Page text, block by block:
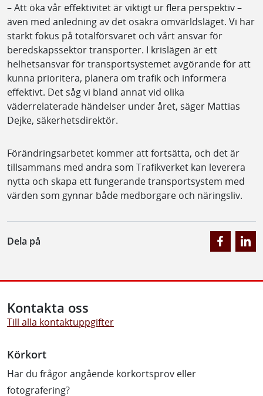
– Att öka vår effektivitet är viktigt ur flera perspektiv –
även med anledning av det osäkra omvärldsläget. Vi har
starkt fokus på totalförsvaret och vårt ansvar för
beredskapssektor transporter. I krislägen är ett
helhetsansvar för transportsystemet avgörande för att
kunna prioritera, planera om trafik och informera
effektivt. Det såg vi bland annat vid olika
väderrelaterade händelser under året, säger Mattias
Dejke, säkerhetsdirektör.
Förändringsarbetet kommer att fortsätta, och det är
tillsammans med andra som Trafikverket kan leverera
nytta och skapa ett fungerande transportsystem med
värden som gynnar både medborgare och näringsliv.
Dela på
Kontakta oss
Till alla kontaktuppgifter
Körkort
Har du frågor angående körkortsprov eller
fotografering?